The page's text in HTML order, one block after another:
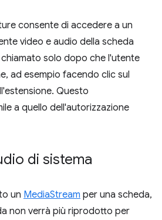
consente di accedere a un
video e audio della scheda
solo dopo che l'utente
ad esempio facendo clic sul
Questo
a quello dell'autorizzazione
di sistema
un MediaStream per una scheda,
non verrà più riprodotto per